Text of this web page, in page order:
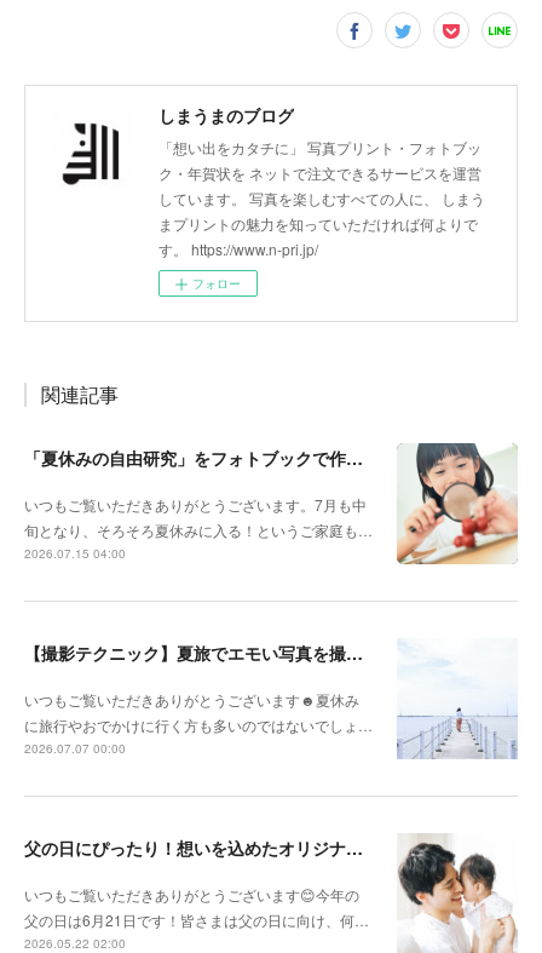
しまうまのブログ
「想い出をカタチに」 写真プリント・フォトブッ
ク・年賀状を ネットで注文できるサービスを運営
しています。 写真を楽しむすべての人に、 しまう
まプリントの魅力を知っていただければ何よりで
す。 https://www.n-pri.jp/
フォロー
関連記事
「夏休みの自由研究」をフォトブックで作ろう🔎
いつもご覧いただきありがとうございます。7月も中
旬となり、そろそろ夏休みに入る！というご家庭も…
2026.07.15 04:00
【撮影テクニック】夏旅でエモい写真を撮るポイント！
いつもご覧いただきありがとうございます☻夏休み
に旅行やおでかけに行く方も多いのではないでしょ…
2026.07.07 00:00
父の日にぴったり！想いを込めたオリジナルギフトを贈ろう🎁
いつもご覧いただきありがとうございます😊今年の
父の日は6月21日です！皆さまは父の日に向け、何…
2026.05.22 02:00